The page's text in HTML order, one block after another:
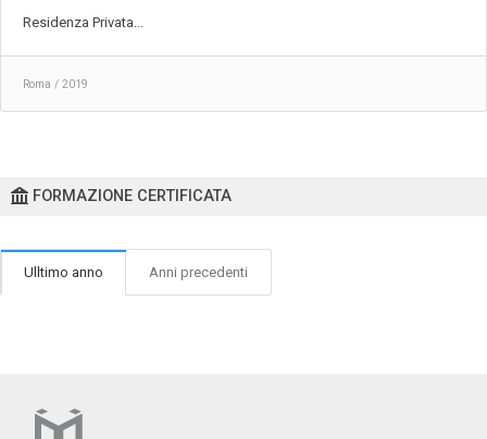
Residenza Privata...
Roma / 2019
FORMAZIONE CERTIFICATA
Ulltimo anno Anni precedenti